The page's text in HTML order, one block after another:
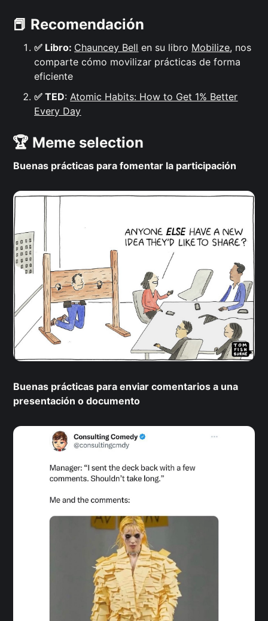
📕 Recomendación
✅ Libro: Chauncey Bell en su libro Mobilize, nos
comparte cómo movilizar prácticas de forma
eficiente
✅ TED:Atomic Habits: How to Get 1% Better
Every Day
🏆 Meme selection
Buenas prácticas para fomentar la participación
Buenas prácticas para enviar comentarios a una
presentación o documento